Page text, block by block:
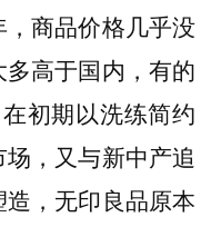
商品价格几乎没
高于国内，有的
初期以洗练简约
，又与新中产追
，无印良品原本